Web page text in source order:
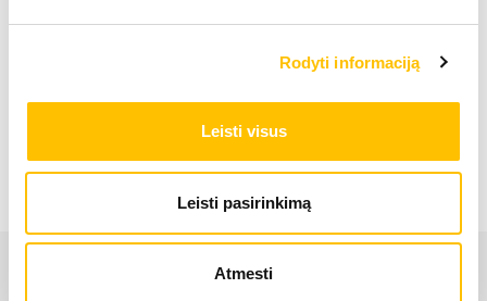
Rodyti informaciją
Leisti visus
Leisti pasirinkimą
Atmesti
Industrinis ekskavatorius LH 60M Timber